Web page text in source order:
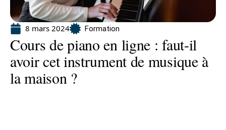
8 mars 2024 Formation
Cours de piano en ligne : faut-il
avoir cet instrument de musique à
la maison ?